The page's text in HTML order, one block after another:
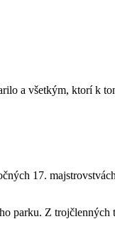
a všetkým, ktorí k
17.
parku. Z trojčlenných